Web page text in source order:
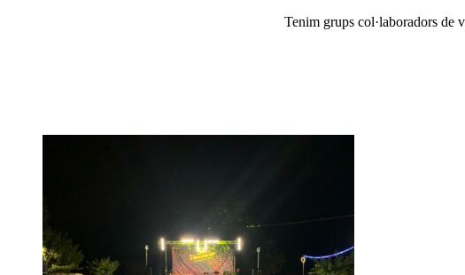
Tenim grups col·laboradors de